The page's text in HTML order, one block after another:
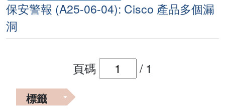
保安警報 (A25-06-04): Cisco 產品多個漏
洞
頁碼 / 1
標籤